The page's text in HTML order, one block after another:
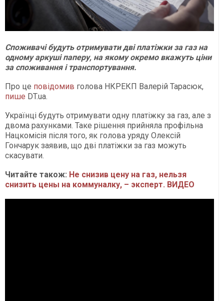
Споживачі будуть отримувати дві платіжки за газ на
одному аркуші паперу, на якому окремо вкажуть ціни
за споживання і транспортування.
Про це повідомив голова НКРЕКП Валерій Тарасюк,
пише DT.ua.
Українці будуть отримувати одну платіжку за газ, але з
двома рахунками. Таке рішення прийняла профільна
Нацкомісія після того, як голова уряду Олексій
Гончарук заявив, що дві платіжки за газ можуть
скасувати.
Читайте також: Не снизив цену на газ, нельзя
снизить цены на коммуналку, – эксперт. ВИДЕО